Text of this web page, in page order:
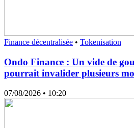
Finance décentralisée • Tokenisation
Ondo Finance : Un vide de
pourrait invalider plusieurs
07/08/2026 • 10:20